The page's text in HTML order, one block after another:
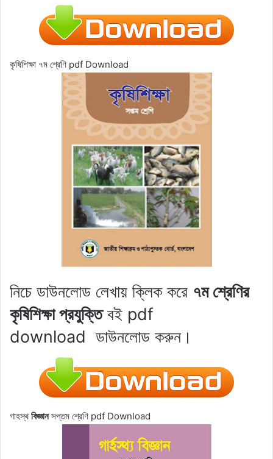
কৃষিশিক্ষা ৭ম শ্রেণি pdf Download
নিচে ডাউনলোড লেখায় ক্লিক করে ৭ম শ্রেণির
কৃষিশিক্ষা প্রযুক্তিবই pdf
download ডাউনলোড করুন।
গাহস্থবিজ্ঞানসপ্তম শ্রেণি pdf Download